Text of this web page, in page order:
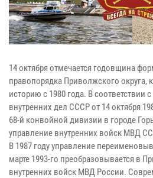
14 октября отмечается годовщина
правопорядка Приволжского округа,
историю с 1980 года. В соответствии
внутренних дел СССР от 14 октября
68-й конвойной дивизии в городе
управление внутренних войск МВД
В 1987 году управление
марте 1993-го преобразовывается в
внутренних войск МВД России.